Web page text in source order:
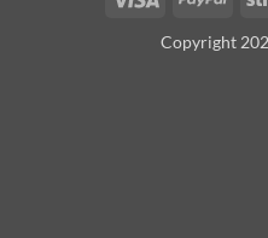
Copyright